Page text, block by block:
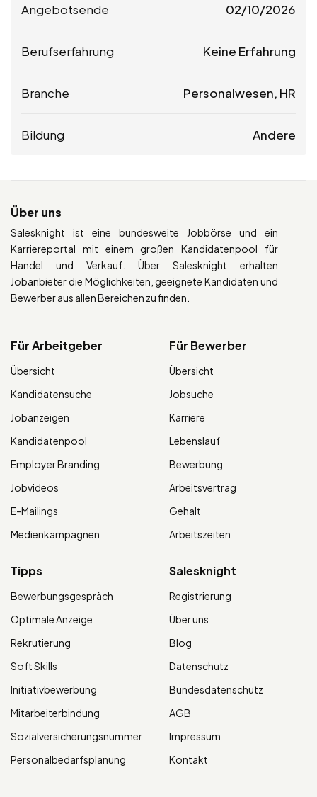
Angebotsende 02/10/2026
Berufserfahrung Keine Erfahrung
Branche Personalwesen, HR
Bildung Andere
Über uns
Salesknight ist eine bundesweite Jobbörse und ein
Karriereportal mit einem großen Kandidatenpool für
Handel und Verkauf. Über Salesknight erhalten
Jobanbieter die Möglichkeiten, geeignete Kandidaten und
Bewerber aus allen Bereichen zu finden.
Für Arbeitgeber
Übersicht
Kandidatensuche
Jobanzeigen
Kandidatenpool
Employer Branding
Jobvideos
E-Mailings
Medienkampagnen
Für Bewerber
Übersicht
Jobsuche
Karriere
Lebenslauf
Bewerbung
Arbeitsvertrag
Gehalt
Arbeitszeiten
Tipps
Bewerbungsgespräch
Optimale Anzeige
Rekrutierung
Soft Skills
Initiativbewerbung
Mitarbeiterbindung
Sozialversicherungsnummer
Personalbedarfsplanung
Salesknight
Registrierung
Über uns
Blog
Datenschutz
Bundesdatenschutz
AGB
Impressum
Kontakt